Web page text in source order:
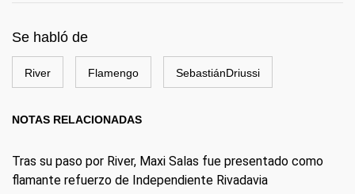
Se habló de
River Flamengo SebastiánDriussi
NOTAS RELACIONADAS
Tras su paso por River, Maxi Salas fue presentado como
flamante refuerzo de Independiente Rivadavia